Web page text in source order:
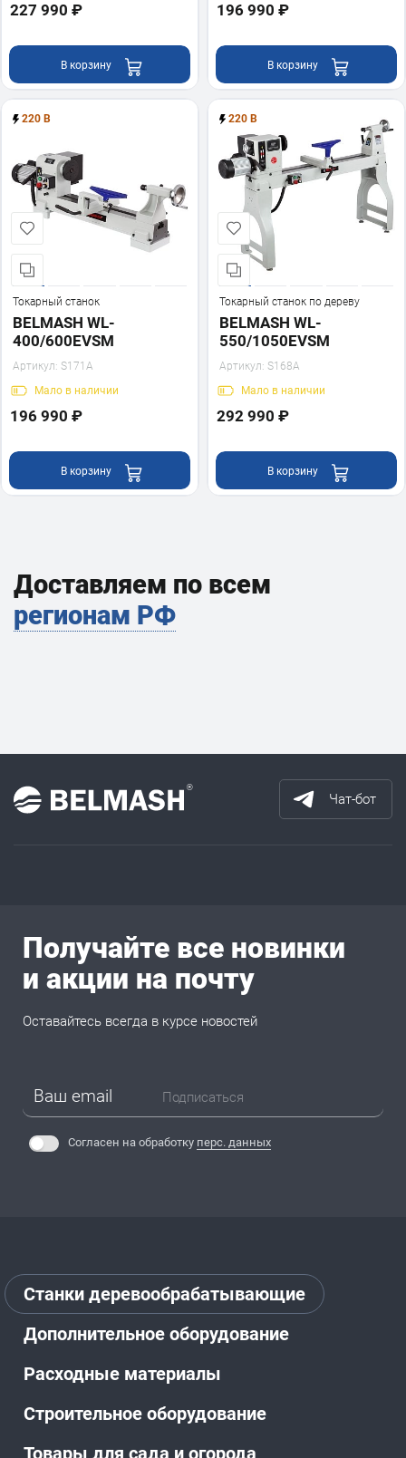
227 990 ₽
В корзину
196 990 ₽
В корзину
220 В
Токарный станок
BELMASH WL-
400/600EVSM
Артикул: S171A
Мало в наличии
196 990 ₽
В корзину
220 В
Токарный станок по дереву
BELMASH WL-
550/1050EVSM
Артикул: S168A
Мало в наличии
292 990 ₽
В корзину
Доставляем по всем
регионам РФ
Чат-бот
Станки деревообрабатывающие
Дополнительное оборудование
Расходные материалы
Строительное оборудование
Товары для сада и огорода
Получайте все новинки
и акции на почту
Оставайтесь всегда в курсе новостей
Подписаться
Согласен на обработку перс. данных